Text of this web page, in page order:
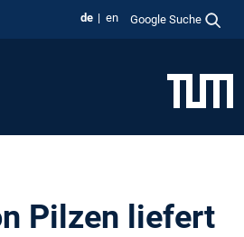
de en Google Suche
Pilzen liefert